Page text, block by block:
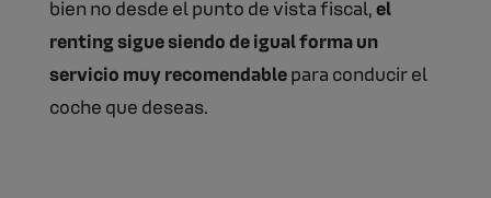
bien no desde el punto de vista fiscal,el
renting sigue siendo de igual forma un
servicio muy recomendablepara conducir el
coche que deseas.